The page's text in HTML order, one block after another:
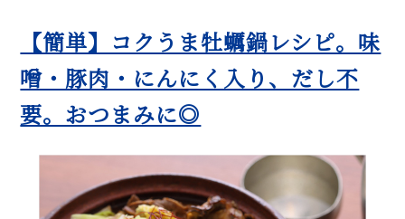
【簡単】コクうま牡蠣鍋レシピ。味
噌・豚肉・にんにく入り、だし不
要。おつまみに◎